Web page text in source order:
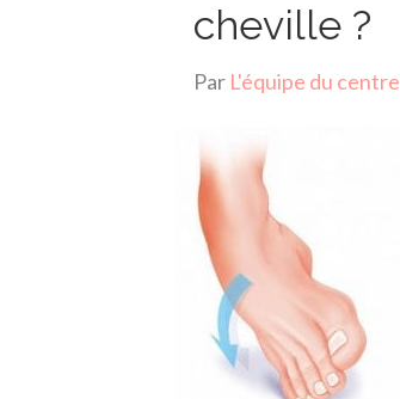
cheville ?
Par L'équipe du centre